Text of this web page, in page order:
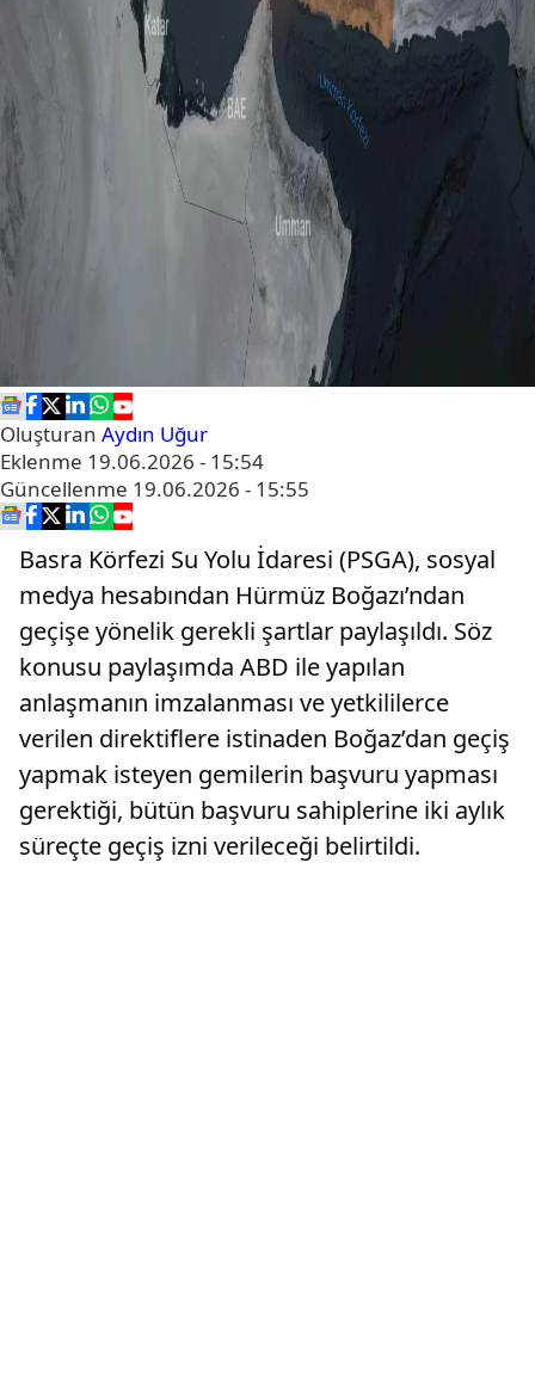
Oluşturan Aydın Uğur
Eklenme 19.06.2026 - 15:54
Güncellenme 19.06.2026 - 15:55
Basra Körfezi Su Yolu İdaresi (PSGA), sosyal
medya hesabından Hürmüz Boğazı’ndan
geçişe yönelik gerekli şartlar paylaşıldı. Söz
konusu paylaşımda ABD ile yapılan
anlaşmanın imzalanması ve yetkililerce
verilen direktiflere istinaden Boğaz’dan geçiş
yapmak isteyen gemilerin başvuru yapması
gerektiği, bütün başvuru sahiplerine iki aylık
süreçte geçiş izni verileceği belirtildi.